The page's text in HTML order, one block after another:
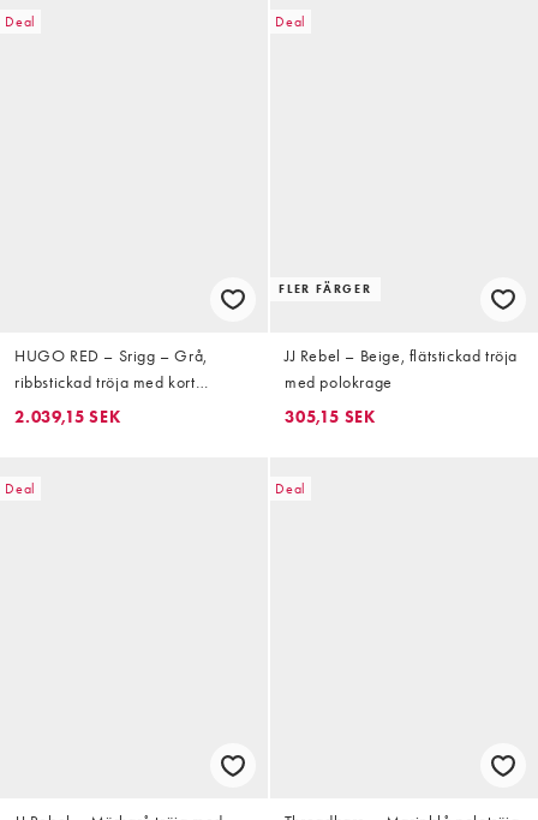
Deal
HUGO RED – Srigg – Grå,
ribbstickad tröja med kort
dragkedja
2.039,15 SEK
Deal
FLER FÄRGER
JJ Rebel – Beige, flätstickad tröja
med polokrage
305,15 SEK
Deal Deal